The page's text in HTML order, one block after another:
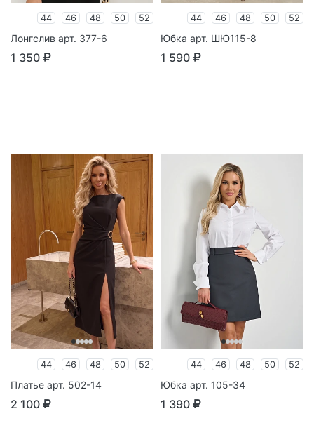
44 46 48 50 52
Лонгслив арт. 377-6
1 350
44 46 48 50 52
Юбка арт. ШЮ115-8
1 590
44 46 48 50 52
Платье арт. 502-14
2 100
44 46 48 50 52
Юбка арт. 105-34
1 390